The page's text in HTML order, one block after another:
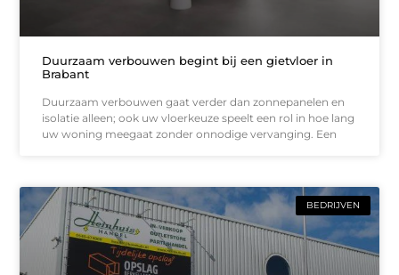
Duurzaam verbouwen begint bij een gietvloer in
Brabant
Duurzaam verbouwen gaat verder dan zonnepanelen en
isolatie alleen; ook uw vloerkeuze speelt een rol in hoe lang
uw woning meegaat zonder onnodige vervanging. Een
BEDRIJVEN